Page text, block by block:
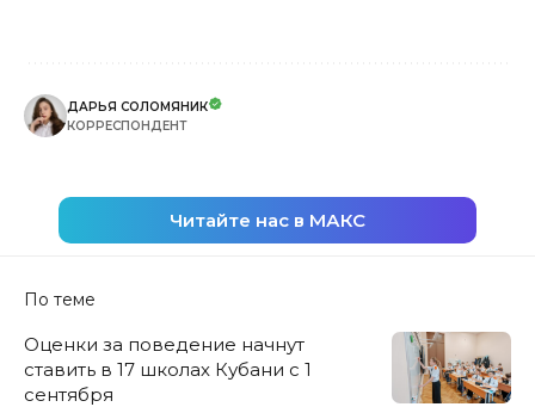
ДАРЬЯ СОЛОМЯНИК
КОРРЕСПОНДЕНТ
Читайте нас в МАКС
По теме
Оценки за поведение начнут
ставить в 17 школах Кубани с 1
сентября